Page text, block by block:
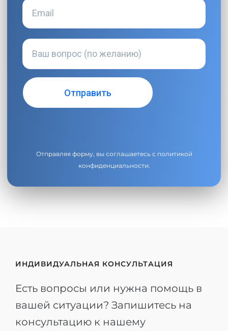
Отправляя форму, вы соглашаетесь с политикой
конфиденциальности.
ИНДИВИДУАЛЬНАЯ КОНСУЛЬТАЦИЯ
Есть вопросы или нужна помощь в
вашей ситуации? Запишитесь на
консультацию к нашему